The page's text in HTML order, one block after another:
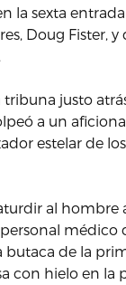
la sexta
Doug Fister,
tribuna justo
a un
estelar de
al hombre
médico
butaca de la
con hielo en la